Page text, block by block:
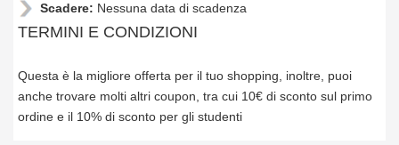
Scadere: Nessuna data di scadenza
TERMINI E CONDIZIONI
Questa è la migliore offerta per il tuo shopping, inoltre, puoi
anche trovare molti altri coupon, tra cui 10€ di sconto sul primo
ordine e il 10% di sconto per gli studenti